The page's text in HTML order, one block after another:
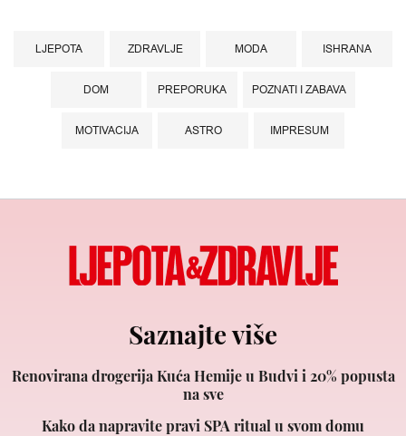
LJEPOTA ZDRAVLJE MODA ISHRANA
DOM PREPORUKA POZNATI I ZABAVA
MOTIVACIJA ASTRO IMPRESUM
Saznajte više
Renovirana drogerija Kuća Hemije u Budvi i 20% popusta
na sve
Kako da napravite pravi SPA ritual u svom domu